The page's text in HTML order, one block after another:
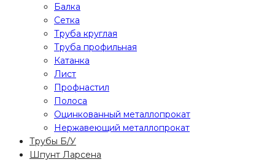
Балка
Сетка
Труба круглая
Труба профильная
Катанка
Лист
Профнастил
Полоса
Оцинкованный металлопрокат
Нержавеющий металлопрокат
Трубы Б/У
Шпунт Ларсена